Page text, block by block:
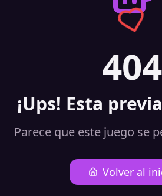
404
¡Ups! Esta
Parece que este juego se
Volver al